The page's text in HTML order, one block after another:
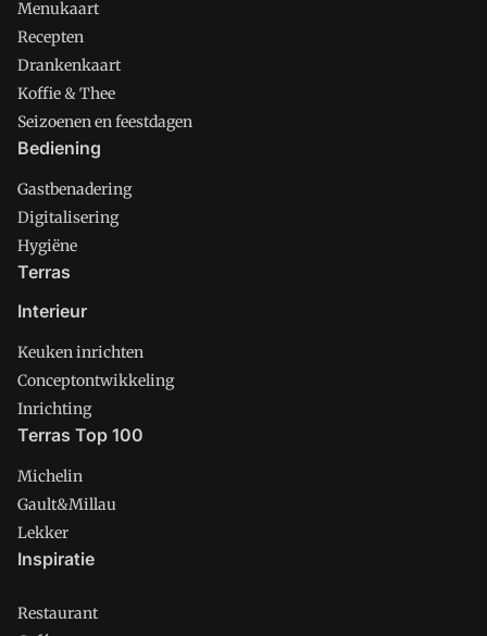
Menukaart
Recepten
Drankenkaart
Koffie & Thee
Seizoenen en feestdagen
Bediening
Gastbenadering
Digitalisering
Hygiëne
Terras
Interieur
Keuken inrichten
Conceptontwikkeling
Inrichting
Terras Top 100
Michelin
Gault&Millau
Lekker
Inspiratie
Restaurant